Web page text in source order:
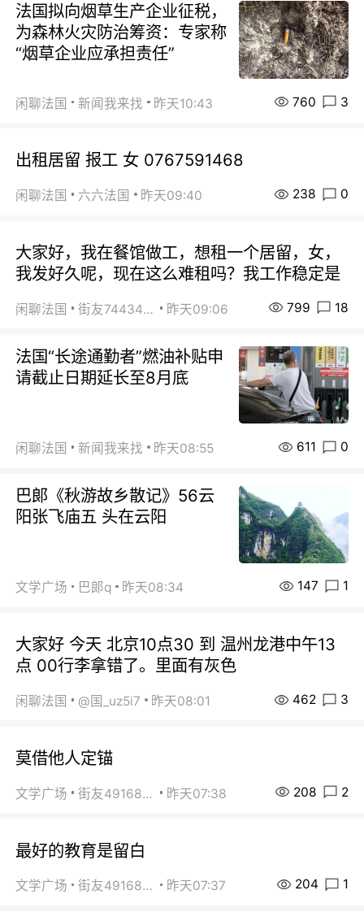
法国拟向烟草生产企业征税，
为森林火灾防治筹资：专家称
“烟草企业应承担责任”
闲聊法国 新闻我来找 昨天10:43 760 3
出租居留 报工 女 0767591468
闲聊法国 六六法国 昨天09:40 238 0
大家好，我在餐馆做工，想租一个居留，女，
我发好久呢，现在这么难租吗？我工作稳定是
闲聊法国 街友74434350 昨天09:06 799 18
法国“长途通勤者”燃油补贴申
请截止日期延长至8月底
闲聊法国 新闻我来找 昨天08:55 611 0
巴郞《秋游故乡散记》56云
阳张飞庙五 头在云阳
文学广场 巴郞q 昨天08:34 147 1
大家好 今天 北京10点30 到 温州龙港中午13
点 00行李拿错了。里面有灰色
闲聊法国 @国_uz5i7 昨天08:01 462 3
莫借他人定锚
文学广场 街友49168527 昨天07:38 208 2
最好的教育是留白
文学广场 街友49168527 昨天07:37 204 1